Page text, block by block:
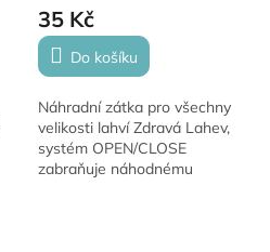
35 Kč
Do košíku
Náhradní zátka pro všechny
velikosti lahví Zdravá Lahev,
systém OPEN/CLOSE
zabraňuje náhodnému